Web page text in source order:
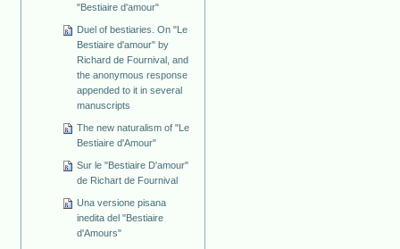
"Bestiaire d'amour"
Duel of bestiaries. On "Le
Bestiaire d'amour" by
Richard de Fournival, and
the anonymous response
appended to it in several
manuscripts
The new naturalism of "Le
Bestiaire d'Amour"
Sur le "Bestiaire D'amour"
de Richart de Fournival
Una versione pisana
inedita del "Bestiaire
d'Amours"